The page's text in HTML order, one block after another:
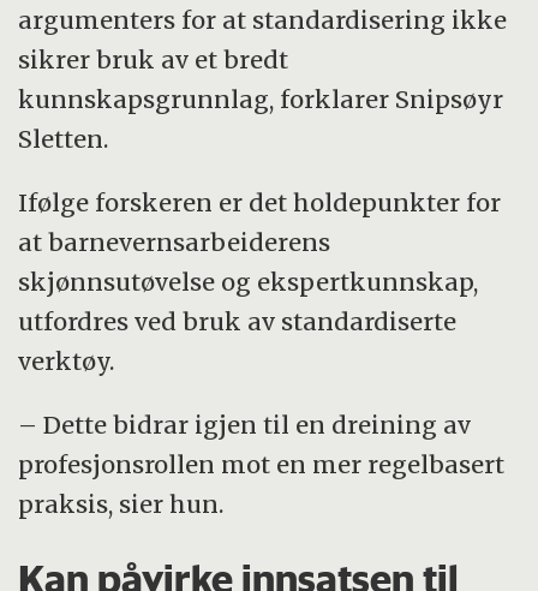
argumenters for at standardisering ikke
sikrer bruk av et bredt
kunnskapsgrunnlag, forklarer Snipsøyr
Sletten.
Ifølge forskeren er det holdepunkter for
at barnevernsarbeiderens
skjønnsutøvelse og ekspertkunnskap,
utfordres ved bruk av standardiserte
verktøy.
– Dette bidrar igjen til en dreining av
profesjonsrollen mot en mer regelbasert
praksis, sier hun.
Kan påvirke innsatsen til